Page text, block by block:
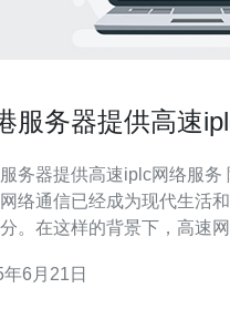
服务器提供高速
器提供高速iplc网络服务 随着互联网的普及和发
络通信已经成为现代生活
。在这样的背景下，高速
运
6月21日